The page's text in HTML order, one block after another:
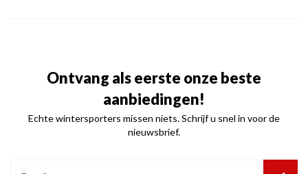
Ontvang als eerste onze beste
aanbiedingen!
Echte wintersporters missen niets. Schrijf u snel in voor de
nieuwsbrief.